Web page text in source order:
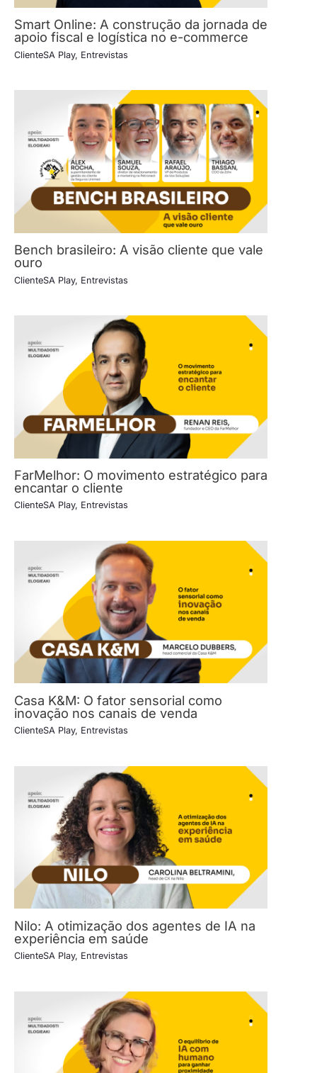
Smart Online: A construção da jornada de
apoio fiscal e logística no e-commerce
ClienteSA Play, Entrevistas
Bench brasileiro: A visão cliente que vale
ouro
ClienteSA Play, Entrevistas
FarMelhor: O movimento estratégico para
encantar o cliente
ClienteSA Play, Entrevistas
Casa K&M: O fator sensorial como
inovação nos canais de venda
ClienteSA Play, Entrevistas
Nilo: A otimização dos agentes de IA na
experiência em saúde
ClienteSA Play, Entrevistas